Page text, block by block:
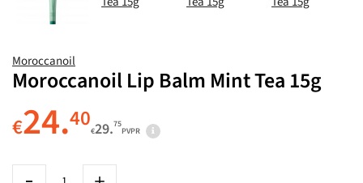
Moroccanoil
Moroccanoil Lip Balm Mint Tea 15g
€24.40€29.75
PVPR